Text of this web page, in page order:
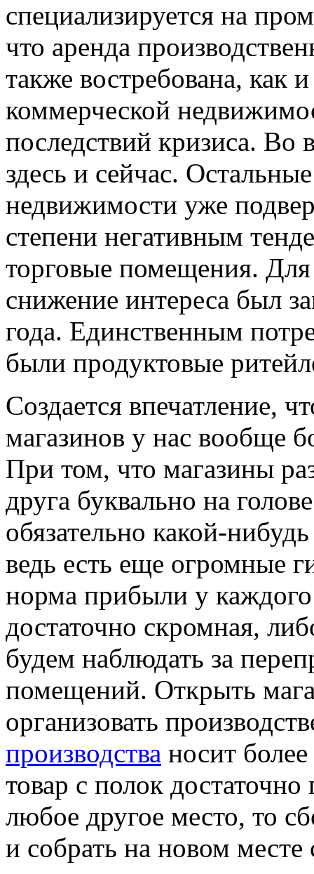
специализируется на
что аренда
также востребована, как
коммерческой
последствий кризиса. Во
здесь и сейчас.
недвижимости уже
степени негативным
торговые помещения. Для
снижение интереса был
года. Единственным
были продуктовые
Создается впечатление,
магазинов у нас вообще
При том, что магазины
друга буквально на
обязательно какой-
ведь есть еще огромные
норма прибыли у
достаточно скромная,
будем наблюдать за
помещений. Открыть
организовать
производства носит
товар с полок
любое другое место, то
и собрать на новом месте